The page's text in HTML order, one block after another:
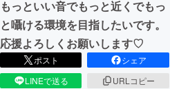
まちづくり・地域活性化
CAMPFIRE for Social Good
CAMPFIREふるさと納税
もっといい音でもっと近くでもっ
と囁ける環境を目指したいです。
応援よろしくお願いします♡
ポスト
シェア
LINEで送る
URLコピー